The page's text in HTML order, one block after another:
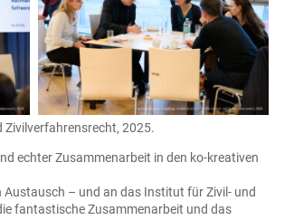
2025.
echter Zusammenarbeit in den ko-kreativen
Austausch – und an das Institut für Zivil- und
fantastische Zusammenarbeit und das